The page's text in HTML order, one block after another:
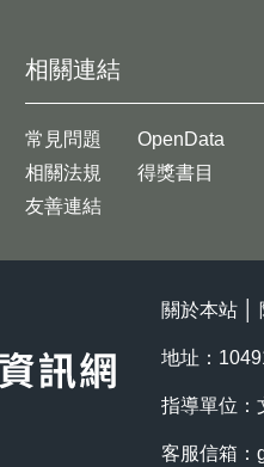
相關連結
常見問題
相關法規
友善連結
OpenData
得獎書目
關於本站
地址：
指導單位：
客服信箱：